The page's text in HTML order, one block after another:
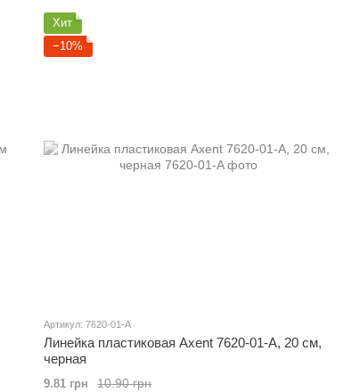
Хит
−10%
Артикул: 7620-01-A
Линейка пластиковая Axent 7620-01-A, 20 см,
черная
10.90 грн
9.81 грн